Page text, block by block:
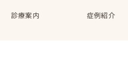
診療案内 症例紹介